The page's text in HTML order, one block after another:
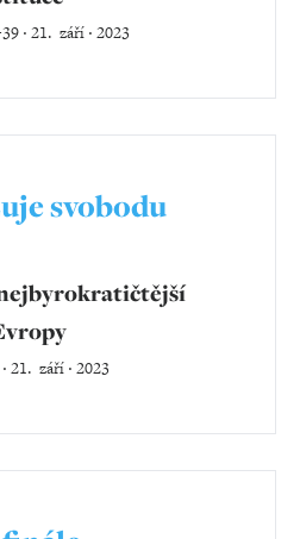
‧ 21. září ‧ 2023
svobodu
21. září ‧ 2023